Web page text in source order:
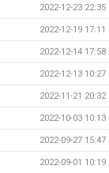
2022-12-23 22:35
2022-12-19 17:11
2022-12-14 17:58
2022-12-13 10:27
2022-11-21 20:32
2022-10-03 10:13
2022-09-27 15:47
2022-09-01 10:19